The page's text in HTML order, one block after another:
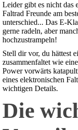
Leider gibt es nicht das
Faltrad Freunde am
unterschied... Das E-
gerne radeln, aber
hochzustrampeln!
Stell dir vor, du hättest
zusammenfaltet wie
Power vorwärts
eines elektronischen
wichtigen Details.
Die